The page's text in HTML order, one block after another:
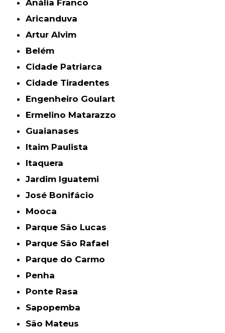
Anália Franco
Aricanduva
Artur Alvim
Belém
Cidade Patriarca
Cidade Tiradentes
Engenheiro Goulart
Ermelino Matarazzo
Guaianases
Itaim Paulista
Itaquera
Jardim Iguatemi
José Bonifácio
Mooca
Parque São Lucas
Parque São Rafael
Parque do Carmo
Penha
Ponte Rasa
Sapopemba
São Mateus